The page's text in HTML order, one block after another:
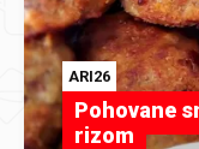
ARI26
Pohovane
rizom